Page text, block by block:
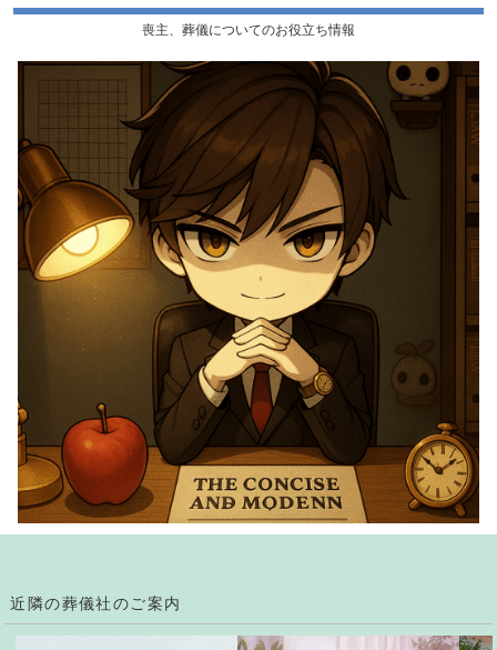
喪主、葬儀についてのお役立ち情報
近隣の葬儀社のご案内